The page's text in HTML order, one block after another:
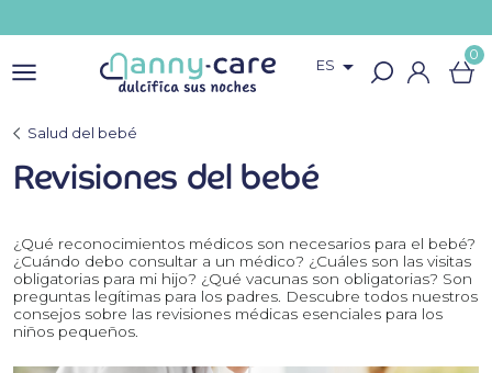
ES  0
Salud del bebé
Revisiones del bebé
¿Qué reconocimientos médicos son necesarios para el bebé?
¿Cuándo debo consultar a un médico? ¿Cuáles son las visitas
obligatorias para mi hijo? ¿Qué vacunas son obligatorias? Son
preguntas legítimas para los padres. Descubre todos nuestros
consejos sobre las revisiones médicas esenciales para los
niños pequeños.